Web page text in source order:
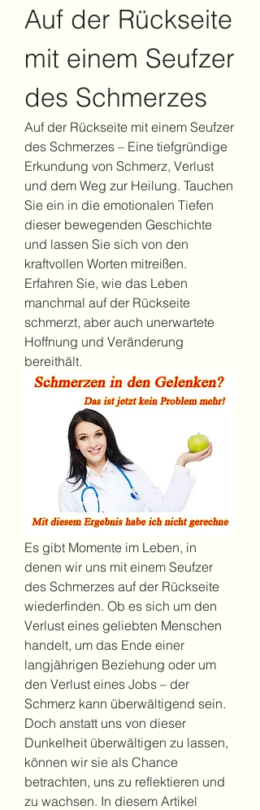
Auf der Rückseite
mit einem Seufzer
des Schmerzes
Auf der Rückseite mit einem Seufzer
des Schmerzes – Eine tiefgründige
Erkundung von Schmerz, Verlust
und dem Weg zur Heilung. Tauchen
Sie ein in die emotionalen Tiefen
dieser bewegenden Geschichte
und lassen Sie sich von den
kraftvollen Worten mitreißen.
Erfahren Sie, wie das Leben
manchmal auf der Rückseite
schmerzt, aber auch unerwartete
Hoffnung und Veränderung
bereithält.
Es gibt Momente im Leben, in
denen wir uns mit einem Seufzer
des Schmerzes auf der Rückseite
wiederfinden. Ob es sich um den
Verlust eines geliebten Menschen
handelt, um das Ende einer
langjährigen Beziehung oder um
den Verlust eines Jobs – der
Schmerz kann überwältigend sein.
Doch anstatt uns von dieser
Dunkelheit überwältigen zu lassen,
können wir sie als Chance
betrachten, uns zu reflektieren und
zu wachsen. In diesem Artikel